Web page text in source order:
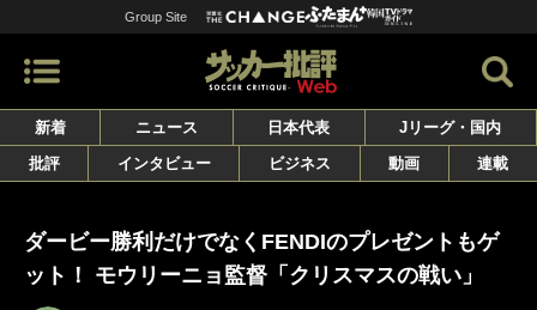
Group Site
新着 ニュース 日本代表
Jリーグ・国内
批評
インタビュー ビジネス 動画 連載
ダービー勝利だけでなくFENDIのプレゼントもゲ
ット！ モウリーニョ監督「クリスマスの戦い」